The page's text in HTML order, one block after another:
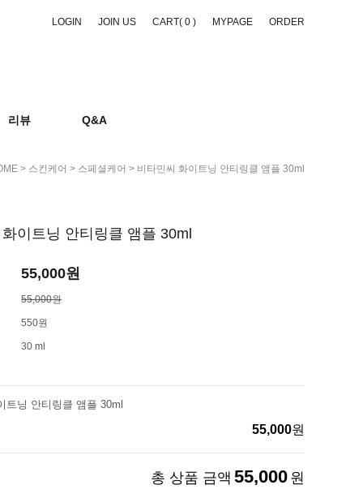
LOGIN JOIN US CART( 0 ) MYPAGE ORDER
리뷰 Q&A
> 스킨케어 > 스페셜케어 > 비타민씨 화이트닝 안티링클 앰플 30ml
이트닝 안티링클 앰플 30ml
55,000원
55,000원
550원
30 ml
트닝 안티링클 앰플 30ml
55,000원
총 상품 금액 55,000 원